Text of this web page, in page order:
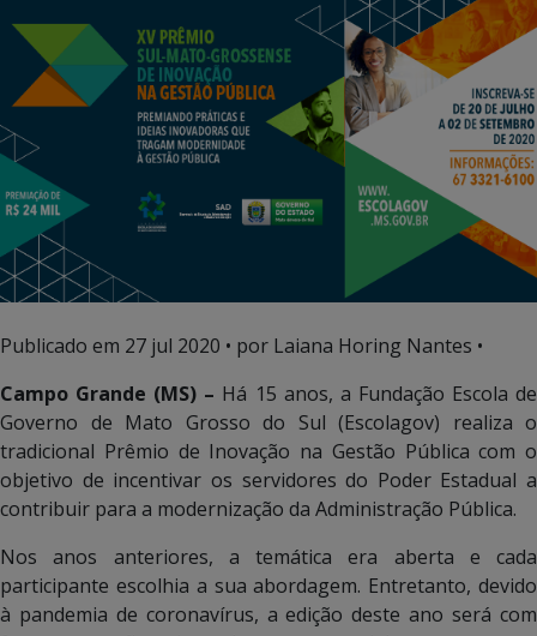
Publicado em 27 jul 2020 • por Laiana Horing Nantes •
Campo Grande (MS) – Há 15 anos, a Fundação Escola de
Governo de Mato Grosso do Sul (Escolagov) realiza o
tradicional Prêmio de Inovação na Gestão Pública com o
objetivo de incentivar os servidores do Poder Estadual a
contribuir para a modernização da Administração Pública.
Nos anos anteriores, a temática era aberta e cada
participante escolhia a sua abordagem. Entretanto, devido
à pandemia de coronavírus, a edição deste ano será com